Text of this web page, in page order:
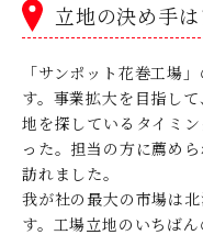
立地の決め手
「サンポット花巻工場
す。事業拡大を目指し
地を探しているタイミ
った。担当の方に薦め
訪れました。
我が社の最大の市場は
す。工場立地のいちば